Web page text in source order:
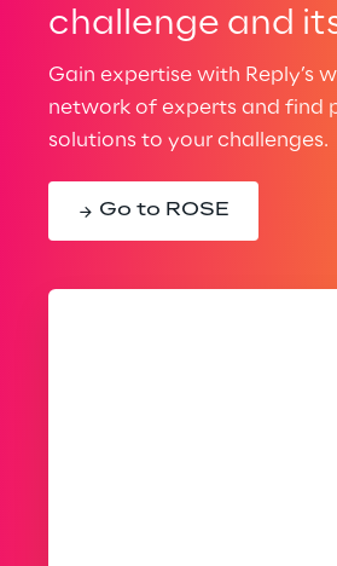
challenge and
Gain expertise with Reply’s
network of experts and find
solutions to your challenges.
Go to ROSE